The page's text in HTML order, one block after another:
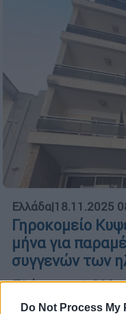
Do Not Process
Ελλάδα|18.11.2025
Γηροκομείο
μήνα για
συγγενών των
Πλήρωναν 1.200
τραγικές